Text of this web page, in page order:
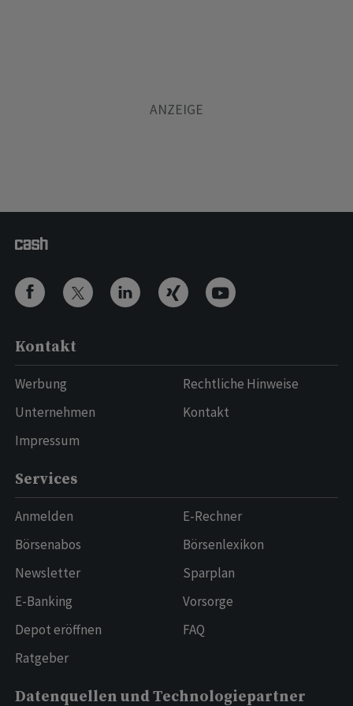
Kontakt
Werbung
Unternehmen
Impressum
Rechtliche Hinweise
Kontakt
Services
Anmelden
Börsenabos
Newsletter
E-Banking
Depot eröffnen
Ratgeber
E-Rechner
Börsenlexikon
Sparplan
Vorsorge
FAQ
Datenquellen und Technologiepartner